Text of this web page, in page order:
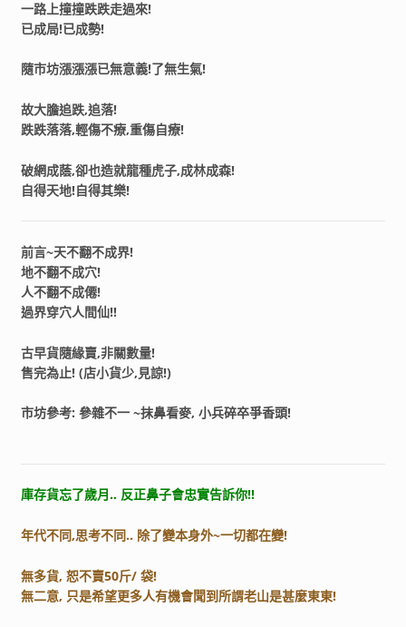
一路上撞撞跌跌走過來!
已成局!已成勢!
隨市坊漲漲漲已無意義!了無生氣!
故大膽追跌,追落!
跌跌落落,輕傷不療,重傷自療!
破網成蔭,卻也造就龍種虎子,成林成森!
自得天地!自得其樂!
前言~天不翻不成界!
地不翻不成穴!
人不翻不成僊!
過界穿穴人間仙!!
古早貨隨緣賣,非關數量!
售完為止! (店小貨少,見諒!)
市坊參考: 參雜不一 ~抹鼻看麥, 小兵碎卒爭香頭!
庫存貨忘了歲月.. 反正鼻子會忠實告訴你!!
年代不同,思考不同.. 除了變本身外~一切都在變!
無多貨, 恕不賣50斤/ 袋!
無二意, 只是希望更多人有機會聞到所謂老山是甚麼東東!